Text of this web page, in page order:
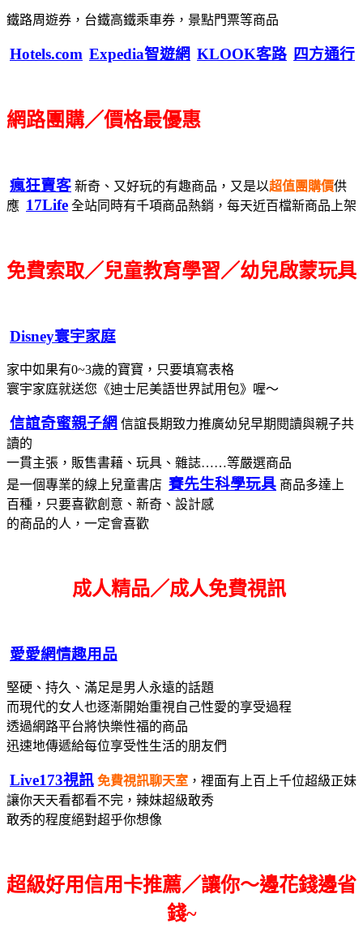
鐵路周遊券，台鐵高鐵乘車券，景點門票等商品
Hotels.com Expedia智遊網 KLOOK客路 四方通行
網路團購／價格最優惠
瘋狂賣客 新奇、又好玩的有趣商品，又是以超值團購價供
應 17Life 全站同時有千項商品熱銷，每天近百檔新商品上架
免費索取／兒童教育學習／幼兒啟蒙玩具
Disney寰宇家庭
家中如果有0~3歲的寶寶，只要填寫表格
寰宇家庭就送您《迪士尼美語世界試用包》喔～
信誼奇蜜親子網 信誼長期致力推廣幼兒早期閱讀與親子共
讀的
一貫主張，販售書藉、玩具、雜誌……等嚴選商品
是一個專業的線上兒童書店 賽先生科學玩具 商品多達上
百種，只要喜歡創意、新奇、設計感
的商品的人，一定會喜歡
成人精品／成人免費視訊
愛愛網情趣用品
堅硬、持久、滿足是男人永遠的話題
而現代的女人也逐漸開始重視自己性愛的享受過程
透過網路平台將快樂性福的商品
迅速地傳遞給每位享受性生活的朋友們
Live173視訊 免費視訊聊天室 ，裡面有上百上千位超級正妹
讓你天天看都看不完，辣妹超級敢秀
敢秀的程度絕對超乎你想像
超級好用信用卡推薦／讓你～邊花錢邊省
錢~